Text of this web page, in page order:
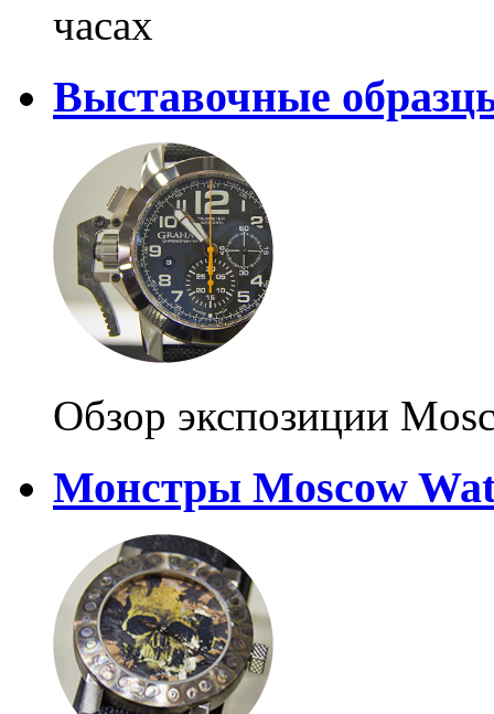
часах
Выставочные
Обзор экспозиции
Монстры Moscow